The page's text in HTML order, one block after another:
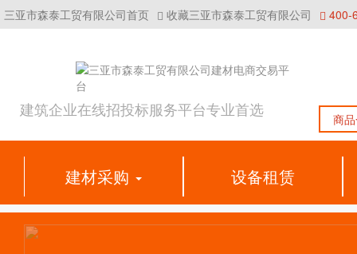
三亚市森泰工贸有限公司首页 收藏三亚市森泰工贸有限公司 400-
亚
市
森
泰
工
建筑企业在线招投标服务平台专业首选 商品
建材采购 设备租赁